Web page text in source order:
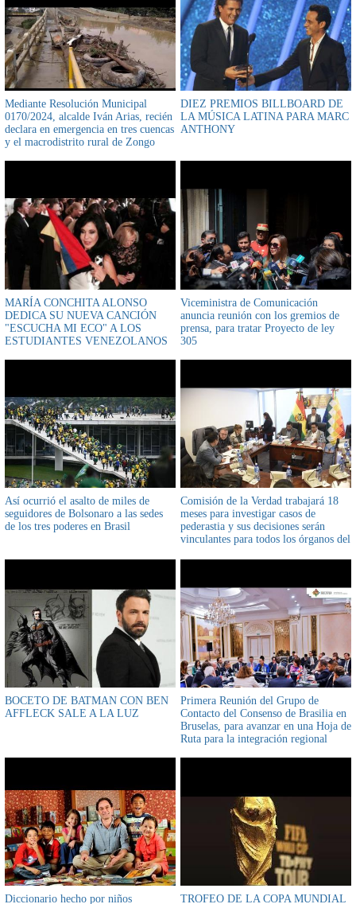
Mediante Resolución Municipal
0170/2024, alcalde Iván Arias, recién
declara en emergencia en tres cuencas
y el macrodistrito rural de Zongo
DIEZ PREMIOS BILLBOARD DE
LA MÚSICA LATINA PARA MARC
ANTHONY
MARÍA CONCHITA ALONSO
DEDICA SU NUEVA CANCIÓN
"ESCUCHA MI ECO" A LOS
ESTUDIANTES VENEZOLANOS
Viceministra de Comunicación
anuncia reunión con los gremios de
prensa, para tratar Proyecto de ley
305
Así ocurrió el asalto de miles de
seguidores de Bolsonaro a las sedes
de los tres poderes en Brasil
Comisión de la Verdad trabajará 18
meses para investigar casos de
pederastia y sus decisiones serán
vinculantes para todos los órganos del
BOCETO DE BATMAN CON BEN
AFFLECK SALE A LA LUZ
Primera Reunión del Grupo de
Contacto del Consenso de Brasilia en
Bruselas, para avanzar en una Hoja de
Ruta para la integración regional
Diccionario hecho por niños TROFEO DE LA COPA MUNDIAL